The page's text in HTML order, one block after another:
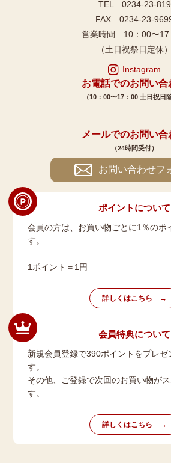
TEL 0234-23-
FAX 0234-23-
営業時間 10：00〜17
（土日祝祭日定休）
Instagram
お電話でのお問い合
（10：00〜17：00 土日祝日
メールでのお問い合
（24時間受付）
お問い合わせフ
ポイントについて
会員の方は、お買い物ごとに1％のポ
す。
1ポイント＝1円
詳しくはこちら
会員特典について
新規会員登録で390ポイントをプレゼ
す。
その他、ご登録で次回のお買い物が
す。
詳しくはこちら